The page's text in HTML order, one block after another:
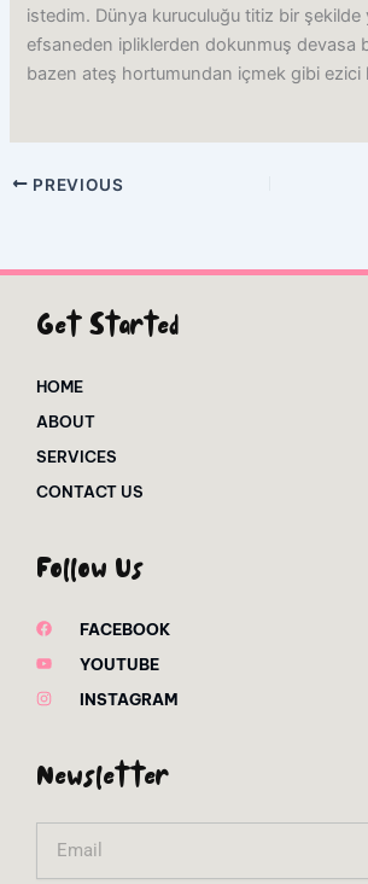
istedim. Dünya kuruculuğu titiz bir şekilde
efsaneden ipliklerden dokunmuş devasa
bazen ateş hortumundan içmek gibi ezici
PREVIOUS
Get Started
HOME
ABOUT
SERVICES
CONTACT US
Follow Us
FACEBOOK
YOUTUBE
INSTAGRAM
Newsletter